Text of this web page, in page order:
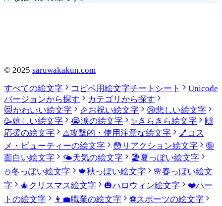
© 2025 saruwakakun.com
すべての絵文字
コピペ用絵文字チートシート
Unicode
バージョンから探す
カテゴリから探す
😻かわいい絵文字 🎉お祝い絵文字 😢悲しい絵文字
🥳嬉しい絵文字 😭涙の絵文字 ✨きらきら絵文字
🙌
応援の絵文字
⚠️攻撃的・使用注意な絵文字 💅 コス
メ・ビューティーの絵文字
😳 リアクション絵文字
🤪
面白い絵文字
🌤️天気の絵文字 🏖️夏っぽい絵文字
⛄冬っぽい絵文字 🍁秋っぽい絵文字 🌸春っぽい絵文
字
🎄 クリスマス絵文字 🎃ハロウィン絵文字 ❤️ハー
トの絵文字
👩‍💼職業の絵文字 ⚽スポーツの絵文字